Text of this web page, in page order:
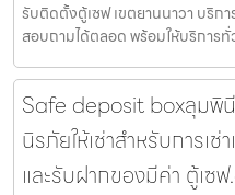
รับติดตั้งตู้เซฟ เขตยานนาวา บริก
สอบถามได้ตลอด พร้อมให้บริการ
Safe deposit boxลุมพิ
นิรภัยให้เช่าสำหรับการเ
และรับฝากของมีค่า ตู้เซ